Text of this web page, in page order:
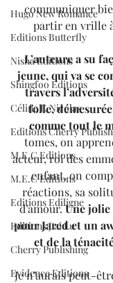
Hugo New Romance
Editions Butterfly
Nisha Editions
Shingfoo Editions
Céline E.Nicolas
Editions Cherry
M.E.C Editions
M.E.C Editions
Editions Ediligne
Editions J'ai Lu
Cherry Publishing
Evidence Editions
communiquer
partir en vrille
L’auteure a su
jeune, qui va se
travers
folle,
comme tout le
tomes, on
acteur, roi des
enfant, on
réactions, sa
d’amour. Une
pour Jared et un
et de la
Je n’aurais peut-